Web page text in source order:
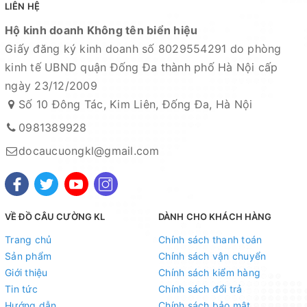
LIÊN HỆ
Hộ kinh doanh Không tên biển hiệu
Giấy đăng ký kinh doanh số 8029554291 do phòng
kinh tế UBND quận Đống Đa thành phố Hà Nội cấp
ngày 23/12/2009
Số 10 Đông Tác, Kim Liên, Đống Đa, Hà Nội
0981389928
docaucuongkl@gmail.com
VỀ ĐỒ CÂU CƯỜNG KL
Trang chủ
Sản phẩm
Giới thiệu
Tin tức
DÀNH CHO KHÁCH HÀNG
Chính sách thanh toán
Chính sách vận chuyển
Chính sách kiểm hàng
Chính sách đổi trả